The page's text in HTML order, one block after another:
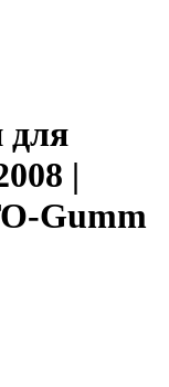
для
|
Gumm